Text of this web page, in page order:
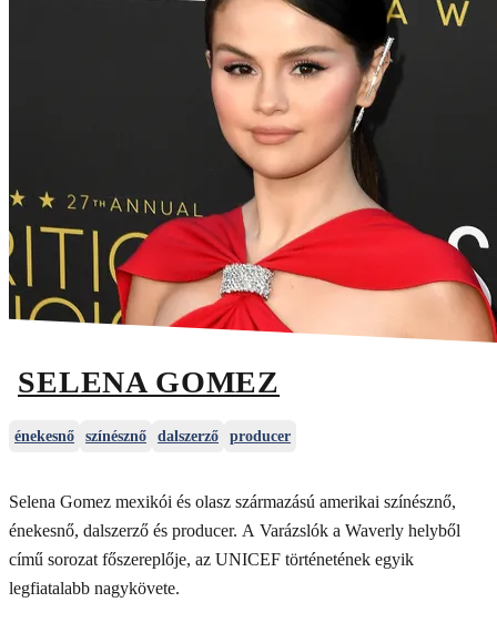
SELENA GOMEZ
énekesnő színésznő dalszerző producer
Selena Gomez mexikói és olasz származású amerikai színésznő,
énekesnő, dalszerző és producer. A Varázslók a Waverly helyből
című sorozat főszereplője, az UNICEF történetének egyik
legfiatalabb nagykövete.